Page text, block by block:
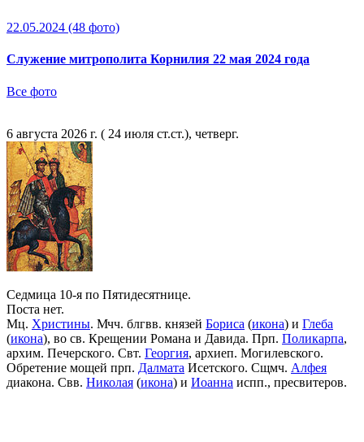
22.05.2024 (48 фото)
Служение митрополита Корнилия 22 мая 2024 года
Все фото
6 августа 2026 г. ( 24 июля ст.ст.), четверг.
Седмица 10-я по Пятидесятнице.
Поста нет.
Мц. Христины. Мчч. блгвв. князей Бориса (икона) и Глеба
(икона), во св. Крещении Романа и Давида. Прп. Поликарпа,
архим. Печерского. Свт. Георгия, архиеп. Могилевского.
Обретение мощей прп. Далмата Исетского. Сщмч. Алфея
диакона. Свв. Николая (икона) и Иоанна испп., пресвитеров.